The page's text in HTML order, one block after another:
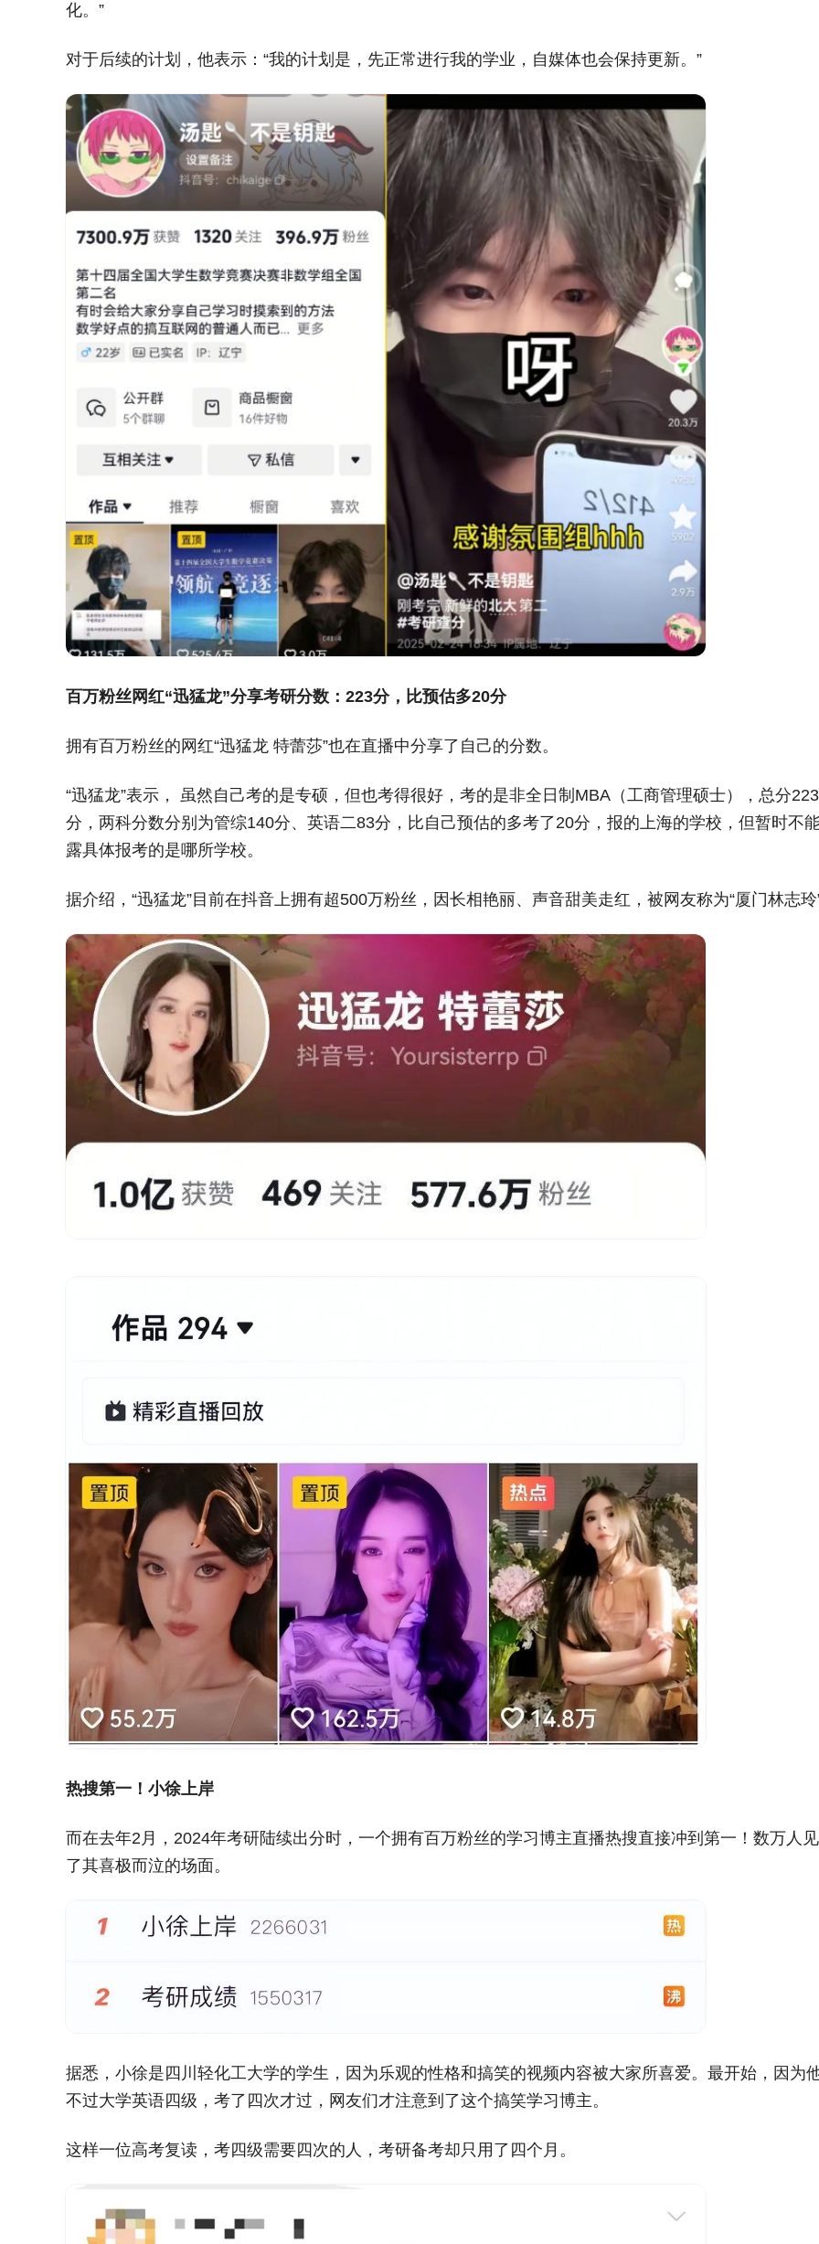
化。”
对于后续的计划，他表示：“我的计划是，先正常进行我的学业，自媒体也会保持更新。”
百万粉丝网红“迅猛龙”分享考研分数：223分，比预估多20分
拥有百万粉丝的网红“迅猛龙 特蕾莎”也在直播中分享了自己的分数。
“迅猛龙”表示， 虽然自己考的是专硕，但也考得很好，考的是非全日制MBA（工商管理硕士），总分223
分，两科分数分别为管综140分、英语二83分，比自己预估的多考了20分，报的上海的学校，但暂时不
露具体报考的是哪所学校。
据介绍，“迅猛龙”目前在抖音上拥有超500万粉丝，因长相艳丽、声音甜美走红，被网友称为“厦门林志玲”
热搜第一！小徐上岸
而在去年2月，2024年考研陆续出分时，一个拥有百万粉丝的学习博主直播热搜直接冲到第一！数万人
了其喜极而泣的场面。
据悉，小徐是四川轻化工大学的学生，因为乐观的性格和搞笑的视频内容被大家所喜爱。最开始，因为
不过大学英语四级，考了四次才过，网友们才注意到了这个搞笑学习博主。
这样一位高考复读，考四级需要四次的人，考研备考却只用了四个月。